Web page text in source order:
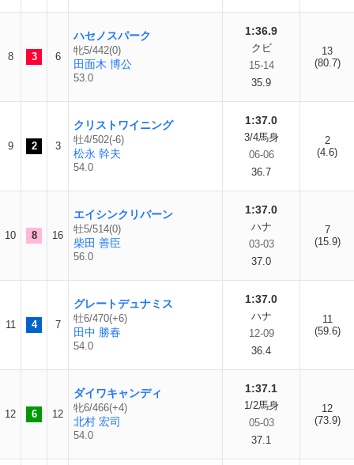
8 3 6
ハセノスパーク
牝5/442(0)
田面木 博公
53.0
1:36.9
クビ
15-14
35.9
13
(80.7)
9 2 3
クリストワイニング
牡4/502(-6)
松永 幹夫
54.0
1:37.0
3/4馬身
06-06
36.7
2
(4.6)
10 8 16
エイシンクリバーン
牡5/514(0)
柴田 善臣
56.0
1:37.0
ハナ
03-03
37.0
7
(15.9)
11 4 7
グレートデュナミス
牡6/470(+6)
田中 勝春
54.0
1:37.0
ハナ
12-09
36.4
11
(59.6)
12 6 12
ダイワキャンディ
牝6/466(+4)
北村 宏司
54.0
1:37.1
1/2馬身
05-03
37.1
12
(73.9)